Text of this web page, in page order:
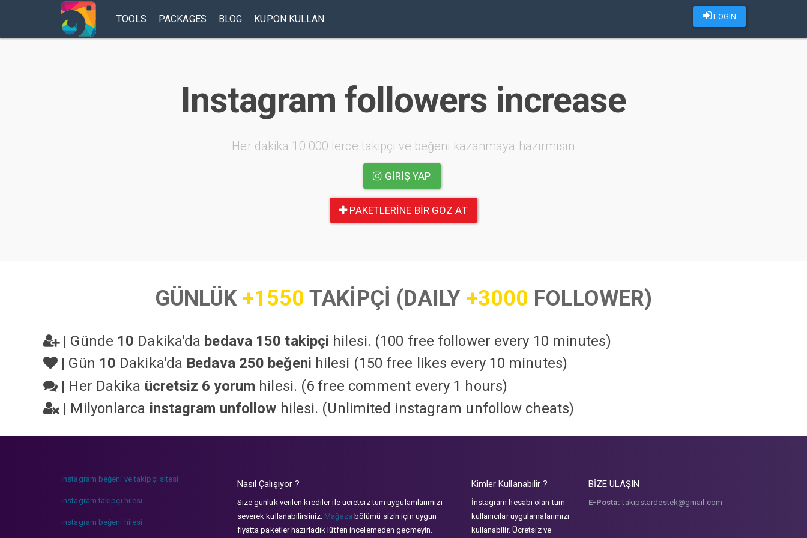
LOGIN
TOOLS PACKAGES BLOG KUPON KULLAN
Instagram followers increase
Her dakika 10.000 lerce takipçi ve beğeni kazanmaya hazırmısın
GIRIŞ YAP
PAKETLERINE BIR GÖZ AT
GÜNLÜK +1550 TAKİPÇİ (DAILY +3000 FOLLOWER)
| Günde 10 Dakika'da bedava 150 takipçi hilesi. (100 free follower every 10 minutes)
| Gün 10 Dakika'da Bedava 250 beğeni hilesi (150 free likes every 10 minutes)
| Her Dakika ücretsiz 6 yorum hilesi. (6 free comment every 1 hours)
| Milyonlarca instagram unfollow hilesi. (Unlimited instagram unfollow cheats)
instagram beğeni ve takipçi sitesi
instagram takipçi hilesi
instagram beğeni hilesi
Nasıl Çalışıyor ?
Size günlük verilen krediler ile ücretsiz tüm uygulamlarımızı
severek kullanabilirsiniz. Mağaza bölümü sizin için uygun
fiyatta paketler hazırladık lütfen incelemeden geçmeyin.
Kimler Kullanabilir ?
İnstagram hesabı olan tüm
kullanıcılar uygulamalarımızı
kullanabilir. Ücretsiz ve
BİZE ULAŞIN
E-Posta: takipstardestek@gmail.com